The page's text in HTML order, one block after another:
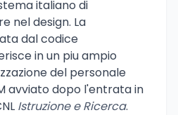
italiano di
nel design. La
dal codice
in un piu ampio
del personale
avviato dopo l'entrata in
Istruzione e Ricerca.